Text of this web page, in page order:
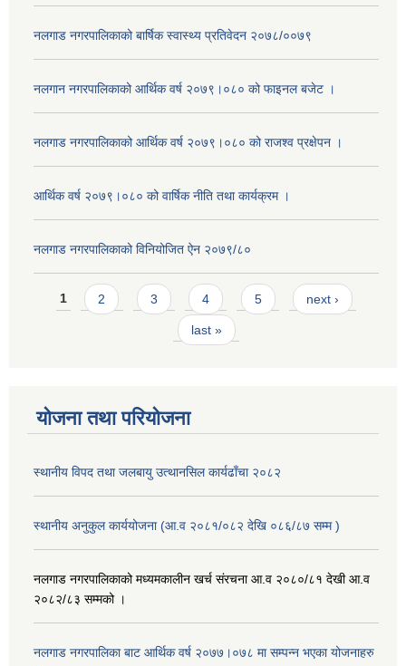
नलगाड नगरपालिकाको बार्षिक स्वास्थ्य प्रतिवेदन २०७८/००७९
नलगान नगरपालिकाको आर्थिक वर्ष २०७९।०८० को फाइनल बजेट ।
नलगाड नगरपालिकाको आर्थिक वर्ष २०७९।०८० को राजश्व प्रक्षेपन ।
आर्थिक वर्ष २०७९।०८० को वार्षिक नीति तथा कार्यक्रम ।
नलगाड नगरपालिकाको विनियोजित ऐन २०७९/८०
Pages
1 2 3 4 5 next ›
last »
योजना तथा परियोजना
स्थानीय विपद तथा जलबायु उत्थानसिल कार्यढाँचा २०८२
स्थानीय अनुकुल कार्ययोजना (आ.व २०८१/०८२ देखि ०८६/८७ सम्म )
नलगाड नगरपालिकाको मध्यमकालीन खर्च संरचना आ.व २०८०/८१ देखी आ.व
२०८२/८३ सम्मको ।
नलगाड नगरपालिका बाट आर्थिक वर्ष २०७७।०७८ मा सम्पन्न भएका योजनाहरु